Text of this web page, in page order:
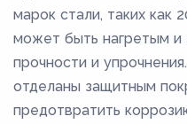
марок стали, таких как
может быть нагретым и
прочности и
отделаны защитным
предотвратить